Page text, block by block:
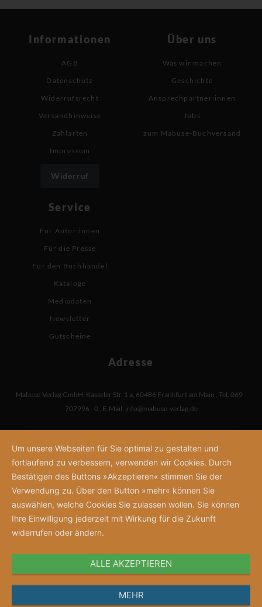
Informationen
AGB
Datenschutz
Widerrufsrecht
Versandhinweise
Zahlarten
Impressum
Widerruf
Über uns
Was wir machen
Geschichte
Ansprechpartner:innen
Jobs
zum Mabuse-Buchversand
Service
Für Autor:innen
Für die Presse
Für den Buchhandel
Kataloge
Mediadaten
Newsletter
Gutscheine
Adresse
Mabuse-Verlag GmbH Kasseler Str. 1 a 60486 Frankfurt am Main Tel: 069 -
707996 - 0 E-Mail: info@mabuse-verlag.de
Um unsere Webseiten für Sie optimal zu gestalten und
fortlaufend zu verbessern, verwenden wir Cookies. Durch
Bestätigen des Buttons »Akzeptieren« stimmen Sie der
Verwendung zu. Über den Button »mehr« können Sie
auswählen, welche Cookies Sie zulassen wollen. Sie können
Ihre Einwilligung jederzeit mit Wirkung für die Zukunft
widerrufen oder ändern.
ALLE AKZEPTIEREN
MEHR